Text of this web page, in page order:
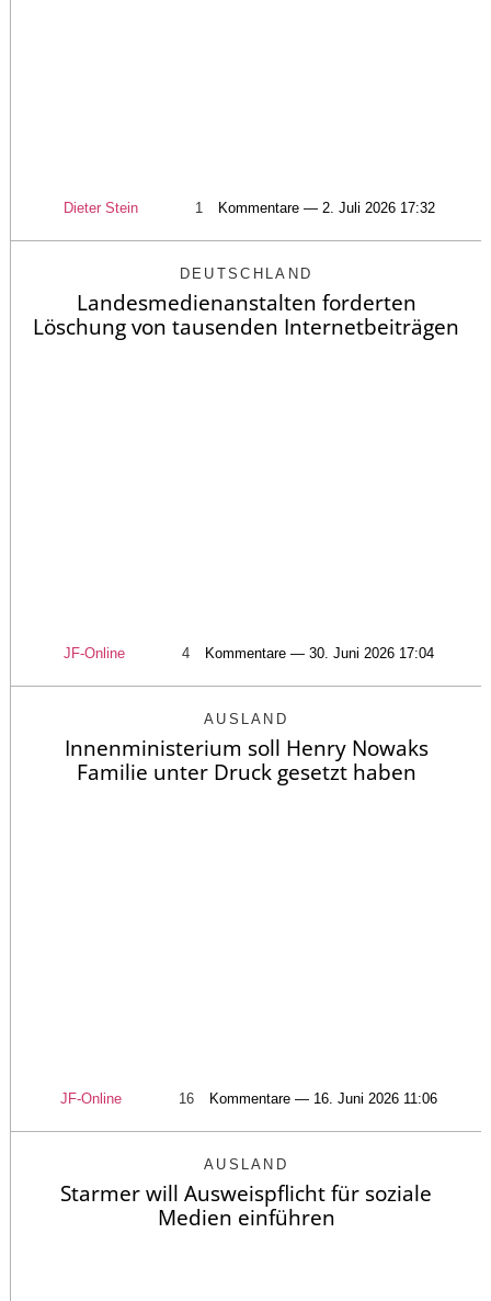
Dieter Stein 1 Kommentare — 2. Juli 2026 17:32
DEUTSCHLAND
Landesmedienanstalten forderten
Löschung von tausenden Internetbeiträgen
JF-Online 4 Kommentare — 30. Juni 2026 17:04
AUSLAND
Innenministerium soll Henry Nowaks
Familie unter Druck gesetzt haben
JF-Online 16 Kommentare — 16. Juni 2026 11:06
AUSLAND
Starmer will Ausweispflicht für soziale
Medien einführen